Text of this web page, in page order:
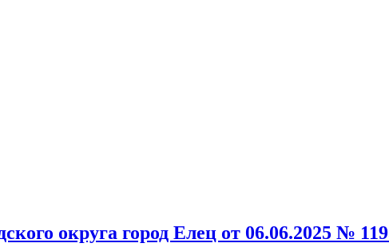
округа город Елец от 06.06.2025 №